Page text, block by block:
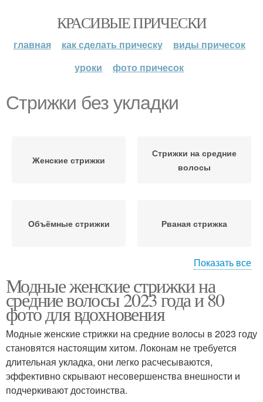
КРАСИВЫЕ ПРИЧЕСКИ
главная как сделать прическу
виды причесок
уроки
фото причесок
Стрижки без укладки
Женские стрижки
Стрижки на средние
волосы
Объёмные стрижки Рваная стрижка
Стрижка в стиле Модные стрижки
Удобные стрижки Стрижки с челкой
Показать все
Модные женские стрижки на
средние волосы 2023 года и 80
фото для вдохновения
Модные женские стрижки на средние волосы в 2023 году
становятся настоящим хитом. Локонам не требуется
длительная укладка, они легко расчесываются,
эффективно скрывают несовершенства внешности и
подчеркивают достоинства.